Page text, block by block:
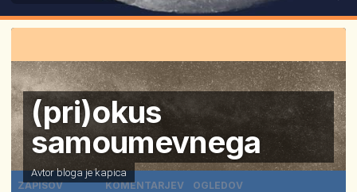
(pri)okus
samoumevnega
Avtor bloga jekapica
ZAPISOV
KOMENTARJEV
OGLEDOV